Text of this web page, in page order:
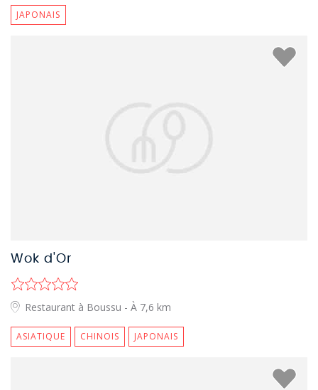
JAPONAIS
Wok d'Or
Restaurant à Boussu - À 7,6 km
ASIATIQUE CHINOIS JAPONAIS